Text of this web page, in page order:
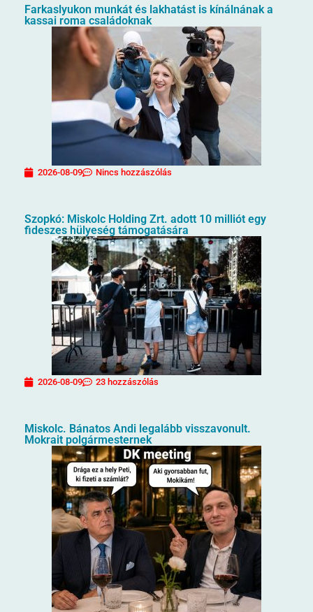
Farkaslyukon munkát és lakhatást is kínálnának a
kassai roma családoknak
2026-08-09 Nincs hozzászólás
Szopkó: Miskolc Holding Zrt. adott 10 milliót egy
fideszes hülyeség támogatására
2026-08-09 23 hozzászólás
Miskolc. Bánatos Andi legalább visszavonult.
Mokrait polgármesternek